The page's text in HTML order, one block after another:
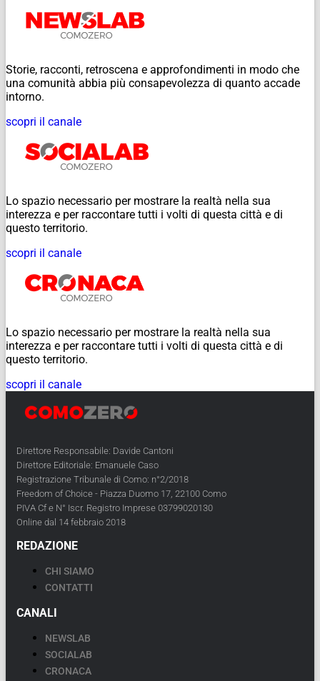
Storie, racconti, retroscena e approfondimenti in modo che
una comunità abbia più consapevolezza di quanto accade
intorno.
scopri il canale
Lo spazio necessario per mostrare la realtà nella sua
interezza e per raccontare tutti i volti di questa città e di
questo territorio.
scopri il canale
Lo spazio necessario per mostrare la realtà nella sua
interezza e per raccontare tutti i volti di questa città e di
questo territorio.
scopri il canale
Direttore Responsabile: Davide Cantoni
Direttore Editoriale: Emanuele Caso
Registrazione Tribunale di Como: n°2/2018
Freedom of Choice - Piazza Duomo 17, 22100 Como
PIVA Cf e N° Iscr. Registro Imprese 03799020130
Online dal 14 febbraio 2018
REDAZIONE
CHI SIAMO
CONTATTI
CANALI
NEWSLAB
SOCIALAB
CRONACA